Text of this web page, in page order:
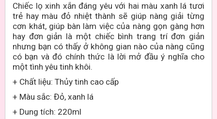
Chiếc lọ xinh xắn đáng yêu với hai màu xanh lá tươi
trẻ hay màu đỏ nhiệt thành sẽ giúp nàng giải từng
cơn khát, giúp bàn làm việc của nàng gọn gàng hơn
hay đơn giản là một chiếc bình trang trí đơn giản
nhưng bạn có thấy ở không gian nào của nàng cũng
có bạn và đó chính thức là lời mở đầu ý nghĩa cho
một tình yêu tinh khôi.
+ Chất liệu: Thủy tinh cao cấp
+ Màu sắc: Đỏ, xanh lá
+ Dung tích: 220ml